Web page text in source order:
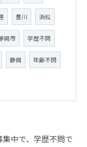
豊川 浜松
岡市 学歴不問
静岡 年齢不問
中で、学歴不問で